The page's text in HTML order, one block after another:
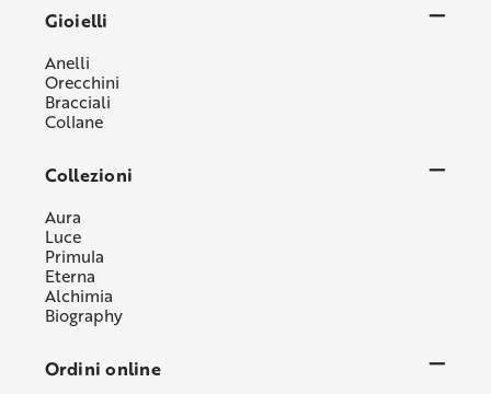
Gioielli
Anelli
Orecchini
Bracciali
Collane
Collezioni
Aura
Luce
Primula
Eterna
Alchimia
Biography
Ordini online